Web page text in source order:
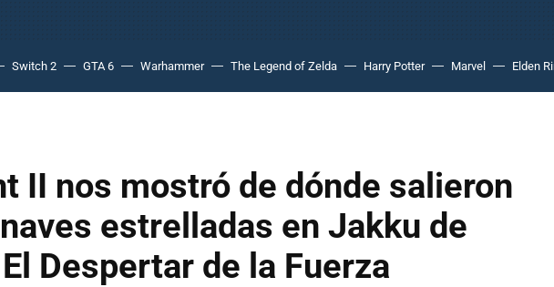
Switch 2 GTA 6 Warhammer The Legend of Zelda Harry Potter Marvel Elden
II nos mostró de dónde salieron
estrelladas en Jakku de
Despertar de la Fuerza